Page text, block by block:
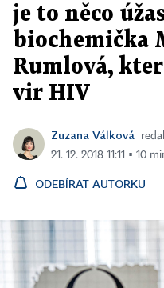
je to něco
biochemička
Rumlová,
vir HIV
Zuzana Válková
21. 12. 2018 11:11 ▪ 10
ODEBÍRAT AUTORKU